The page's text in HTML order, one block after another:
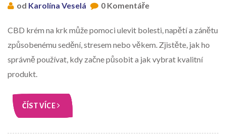
od Karolína Veselá 0 Komentáře
CBD krém na krk může pomoci ulevit bolesti, napětí a zánětu
způsobenému sedění, stresem nebo věkem. Zjistěte, jak ho
správně používat, kdy začne působit a jak vybrat kvalitní
produkt.
ČÍST VÍCE